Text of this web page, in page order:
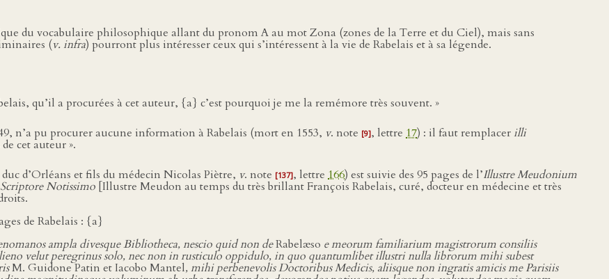
du vocabulaire philosophique allant du pronom A au mot Zona (zones de la Terre et du Ciel), mais sans
(v. infra) pourront plus intéresser ceux qui s’intéressent à la vie de Rabelais et à sa légende.
qu’il a procurées à cet auteur, {a} c’est pourquoi je me la remémore très souvent. »
n’a pu procurer aucune information à Rabelais (mort en 1553, v. note [9], lettre 17) : il faut remplacer illi
cet auteur ».
d’Orléans et fils du médecin Nicolas Piètre, v. note [137], lettre 166) est suivie des 95 pages de l’Illustre Meudonium
Notissimo [Illustre Meudon au temps du très brillant François Rabelais, curé, docteur en médecine et très
de Rabelais : {a}
ampla divesque Bibliotheca, nescio quid non deRabelæso e meorum familiarium magistrorum consiliis
velut peregrinus solo, nec non in rusticulo oppidulo, in quo quantumlibet illustri nulla librorum mihi subest
M. Guidone Patin et Iacobo Mantel, mihi perbenevolis Doctoribus Medicis, aliisque non ingratis amicis me Parisiis